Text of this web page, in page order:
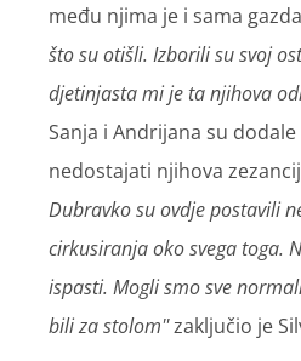
među njima je i sama
što su otišli. Izborili su svoj
djetinjasta mi je ta njihova
Sanja i Andrijana su dodale
nedostajati njihova
Dubravko su ovdje postavili
cirkusiranja oko svega toga.
ispasti. Mogli smo sve
bili za stolom''zaključio je